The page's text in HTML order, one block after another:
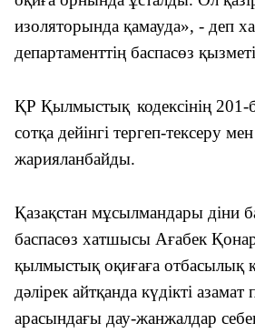
изоляторында қамауда», - деп
департаменттің баспасөз
ҚР Қылмыстық кодексінің
сотқа дейінгі тергеп-тексеру
жарияланбайды.
Қазақстан мұсылмандары діни
баспасөз хатшысы Ағабек
қылмыстық оқиғаға отбасылық
дәлірек айтқанда күдікті
арасындағы дау-жанжалдар